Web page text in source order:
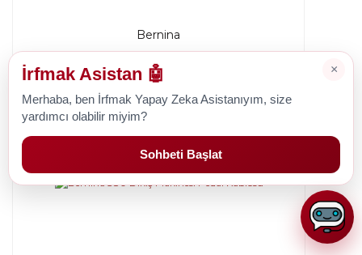
Bernina
Bernina 350 Dikiş Makinesi Pedal Kablosu
×
İrfmak Asistan 🤖
Merhaba, ben İrfmak Yapay Zeka Asistanıyım, size
yardımcı olabilir miyim?
Sohbeti Başlat